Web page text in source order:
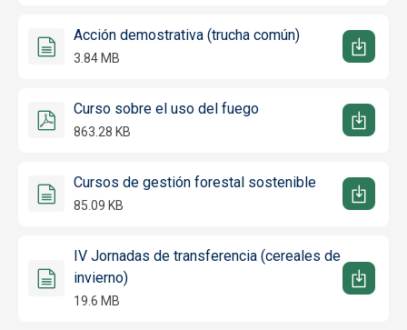
Acción demostrativa (trucha común)
3.84 MB
Curso sobre el uso del fuego
863.28 KB
Cursos de gestión forestal sostenible
85.09 KB
IV Jornadas de transferencia (cereales de
invierno)
19.6 MB